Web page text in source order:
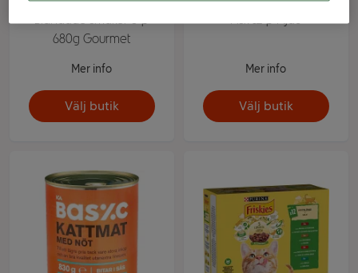
Blandade smaker 8-p
680g Gourmet
Mer info
Välj butik
Fisk 12-p Mjau
Mer info
Välj butik